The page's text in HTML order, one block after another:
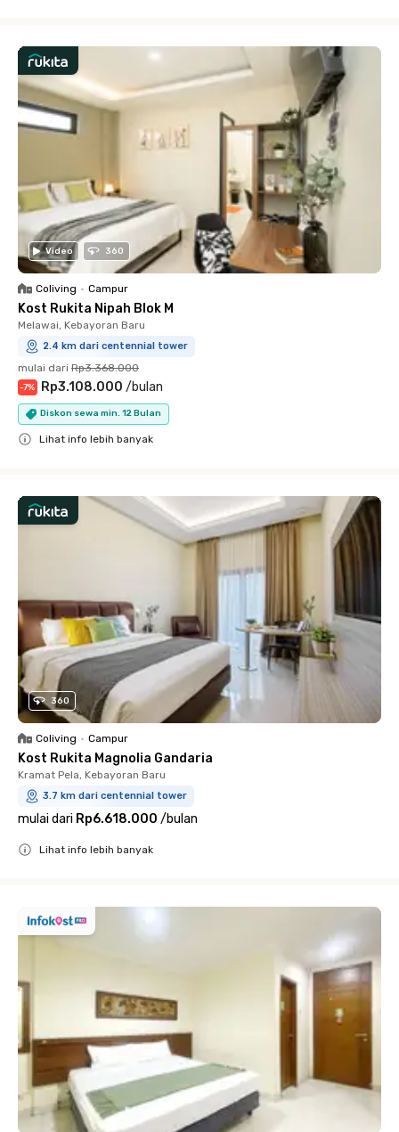
Video 360
Coliving • Campur
Kost Rukita Nipah Blok M
Melawai, Kebayoran Baru
2.4 km dari centennial tower
mulai dari Rp3.368.000
-7% Rp3.108.000 /bulan
Diskon sewa min. 12 Bulan
Lihat info lebih banyak
360
Coliving • Campur
Kost Rukita Magnolia Gandaria
Kramat Pela, Kebayoran Baru
3.7 km dari centennial tower
mulai dari Rp6.618.000 /bulan
Lihat info lebih banyak